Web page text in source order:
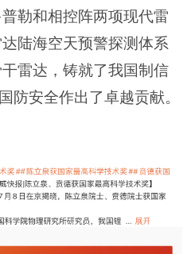
勒和相控阵两项现代雷
陆海空天预警探测体系
雷达，铸就了我国制信
防安全作出了卓越贡献。